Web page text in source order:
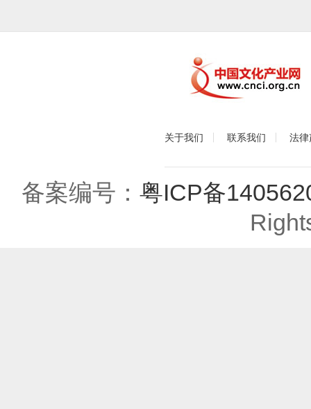
关于我们 联系我们 法律
备案编号： 粤ICP备